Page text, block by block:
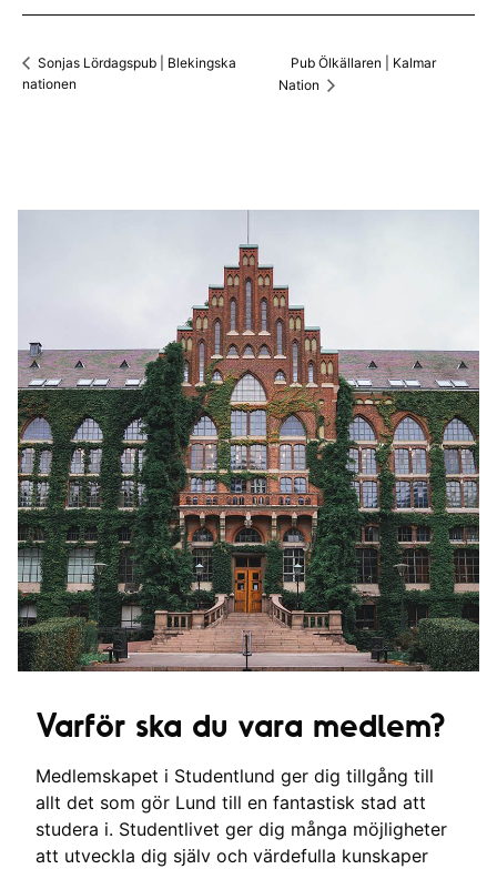
Sonjas Lördagspub | Blekingska
nationen
Pub Ölkällaren | Kalmar
Nation
Varför ska du vara medlem?
Medlemskapet i Studentlund ger dig tillgång till
allt det som gör Lund till en fantastisk stad att
studera i. Studentlivet ger dig många möjligheter
att utveckla dig själv och värdefulla kunskaper